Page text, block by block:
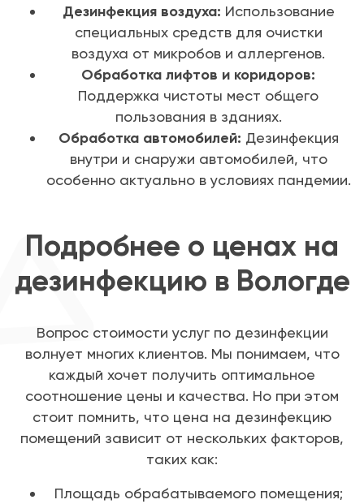
Дезинфекция воздуха: Использование
специальных средств для очистки
воздуха от микробов и аллергенов.
Обработка лифтов и коридоров:
Поддержка чистоты мест общего
пользования в зданиях.
Обработка автомобилей: Дезинфекция
внутри и снаружи автомобилей, что
особенно актуально в условиях пандемии.
Подробнее о ценах на
дезинфекцию в Вологде
Вопрос стоимости услуг по дезинфекции
волнует многих клиентов. Мы понимаем, что
каждый хочет получить оптимальное
соотношение цены и качества. Но при этом
стоит помнить, что цена на дезинфекцию
помещений зависит от нескольких факторов,
таких как:
Площадь обрабатываемого помещения;